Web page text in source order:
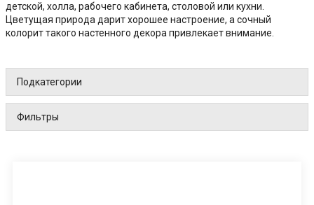
детской, холла, рабочего кабинета, столовой или кухни.
Цветущая природа дарит хорошее настроение, а сочный
колорит такого настенного декора привлекает внимание.
Подкатегории
Фильтры